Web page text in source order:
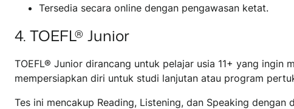
Tersedia secara online dengan pengawasan ketat.
4. TOEFL® Junior
TOEFL® Junior dirancang untuk pelajar usia 11+ yang ingin
mempersiapkan diri untuk studi lanjutan atau program
Tes ini mencakup Reading, Listening, dan Speaking